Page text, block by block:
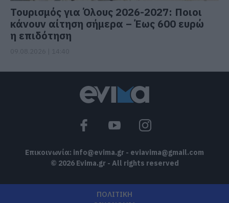
Τουρισμός για Όλους 2026-2027: Ποιοι
κάνουν αίτηση σήμερα – Έως 600 ευρώ
η επιδότηση
Επικοινωνία: info@evima.gr - eviavima@gmail.com
© 2026 Evima.gr - All rights reserved
ΠΟΛΙΤΙΚΗ